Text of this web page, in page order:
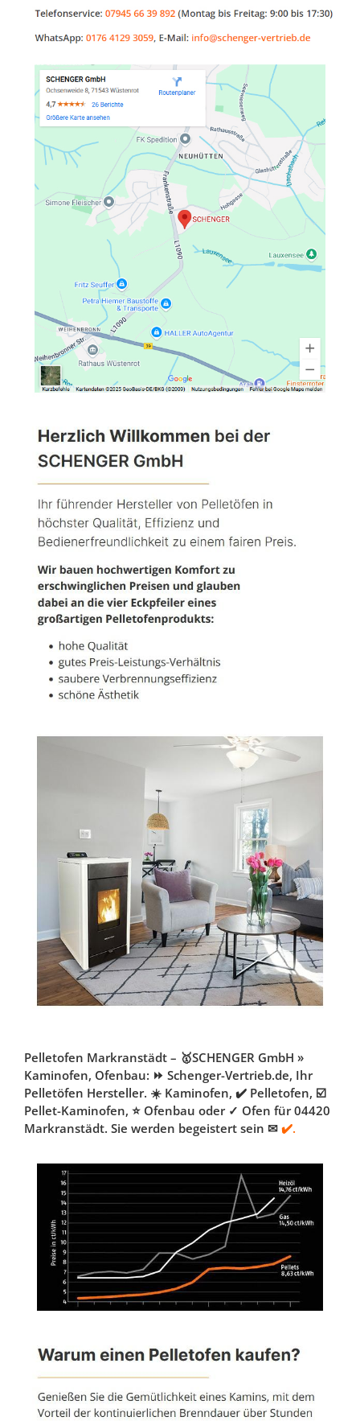
Pelletofen Markranstädt – 🥇SCHENGER GmbH »
Kaminofen, Ofenbau: ⏩ Schenger-Vertrieb.de, Ihr
Pelletöfen Hersteller. ☀️ Kaminofen, ✔️ Pelletofen, ☑️
Pellet-Kaminofen, ⭐ Ofenbau oder ✓ Ofen für 04420
Markranstädt. Sie werden begeistert sein ✉ ✔️.